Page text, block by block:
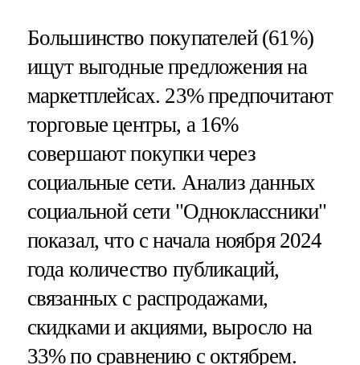
Большинство покупателей (61%)
ищут выгодные предложения на
маркетплейсах. 23% предпочитают
торговые центры, а 16%
совершают покупки через
социальные сети. Анализ данных
социальной сети "Одноклассники"
показал, что с начала ноября 2024
года количество публикаций,
связанных с распродажами,
скидками и акциями, выросло на
33% по сравнению с октябрем.